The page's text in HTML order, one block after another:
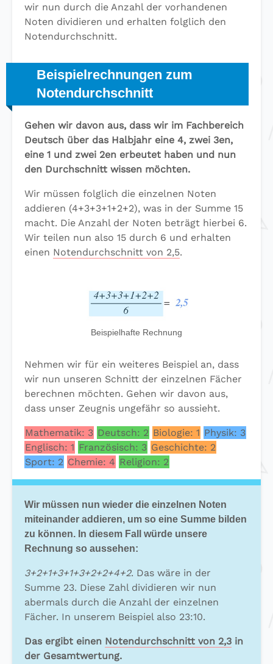
wir nun durch die Anzahl der vorhandenen
Noten dividieren und erhalten folglich den
Notendurchschnitt.
Beispielrechnungen zum
Notendurchschnitt
Gehen wir davon aus, dass wir im Fachbereich
Deutsch über das Halbjahr eine 4, zwei 3en,
eine 1 und zwei 2en erbeutet haben und nun
den Durchschnitt wissen möchten.
Wir müssen folglich die einzelnen Noten
addieren (4+3+3+1+2+2), was in der Summe 15
macht. Die Anzahl der Noten beträgt hierbei 6.
Wir teilen nun also 15 durch 6 und erhalten
einen Notendurchschnitt von 2,5.
Beispielhafte Rechnung
Nehmen wir für ein weiteres Beispiel an, dass
wir nun unseren Schnitt der einzelnen Fächer
berechnen möchten. Gehen wir davon aus,
dass unser Zeugnis ungefähr so aussieht.
Mathematik: 3 Deutsch: 2 Biologie: 1 Physik: 3
Englisch: 1 Französisch: 3 Geschichte: 2
Sport: 2 Chemie: 4 Religion: 2
Wir müssen nun wieder die einzelnen Noten
miteinander addieren, um so eine Summe bilden
zu können. In diesem Fall würde unsere
Rechnung so aussehen:
3+2+1+3+1+3+2+2+4+2. Das wäre in der
Summe 23. Diese Zahl dividieren wir nun
abermals durch die Anzahl der einzelnen
Fächer. In unserem Beispiel also 23:10.
Das ergibt einen Notendurchschnitt von 2,3 in
der Gesamtwertung.